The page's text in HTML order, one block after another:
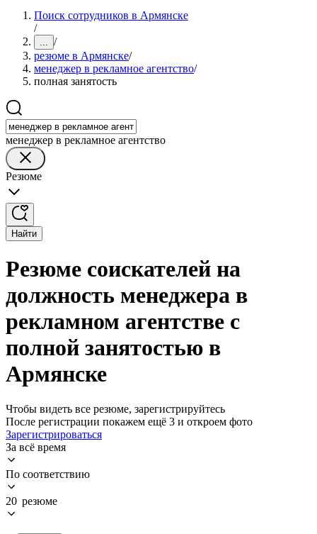
Поиск сотрудников в Армянске
/
... /
резюме в Армянске/
менеджер в рекламное агентство/
полная занятость
менеджер в рекламное агентство
Резюме
Найти
Резюме соискателей на
должность менеджера в
рекламном агентстве с
полной занятостью в
Армянске
Чтобы видеть все резюме, зарегистрируйтесь
После регистрации покажем ещё 3 и откроем фото
Зарегистрироваться
За всё время
По соответствию
20 резюме